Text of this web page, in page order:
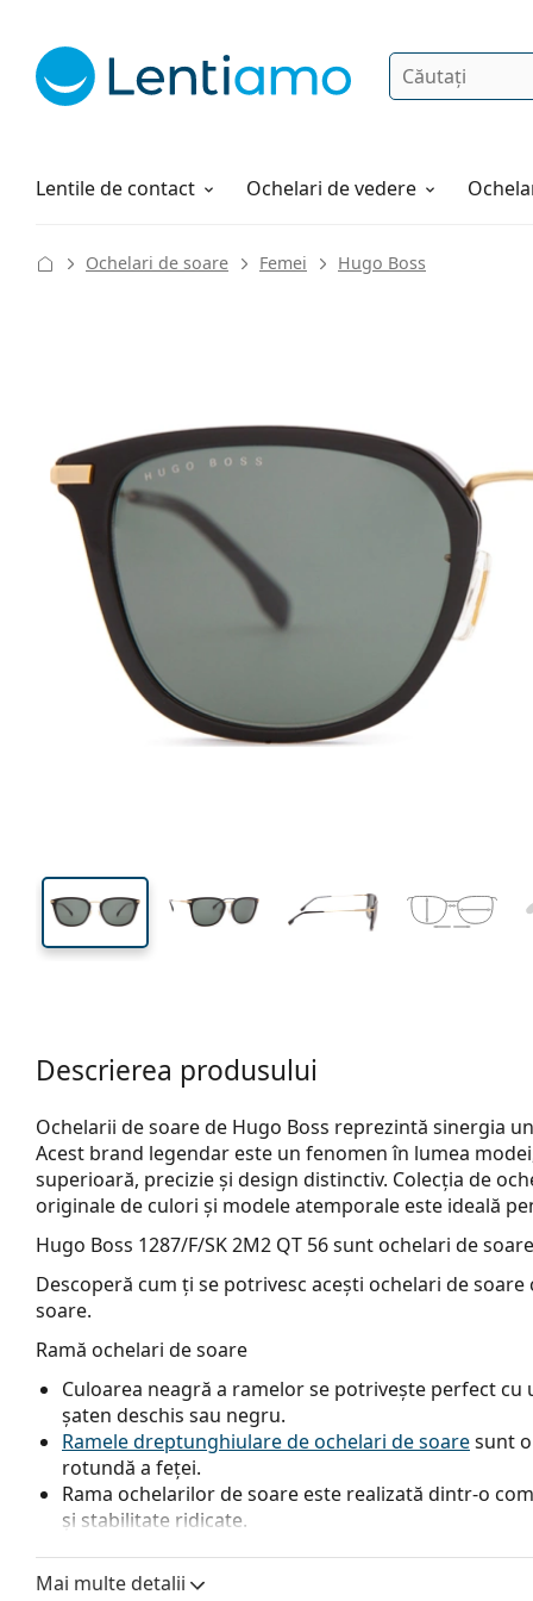
Căutare
Lentile de contact
Soluții Ochelari de vedere
Cum comandați
Ochelari de soare Femei Hugo Boss
148 mm
Lățimea ramei
45 mm
Înălțime lentilă Lățimea lentilei
Lățimea
lentilei
Descrierea produsului
Ochelarii de soare de Hugo Boss reprezintă sinergia
Acest brand legendar este un fenomen în lumea
superioară, precizie și design distinctiv. Colecția de
originale de culori și modele atemporale este ideală
Hugo Boss 1287/F/SK 2M2 QT 56sunt ochelari de
Descoperă cum ți se potrivesc acești ochelari de
soare.
Ramă ochelari de soare
Culoarea neagră a ramelor se potrivește perfect
șaten deschis sau negru.
Ramele dreptunghiulare de ochelari de soaresunt
rotundă a feței.
Rama ochelarilor de soare este realizată dintr-o
și stabilitate ridicate.
un confort sporit. Reglarea plăcuțelor pentru nas
Mai multe detalii